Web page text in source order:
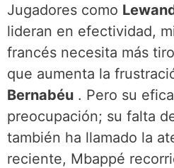
Jugadores como
lideran en efectividad,
francés necesita más
que aumenta la
Bernabéu . Pero su
preocupación; su falta
también ha llamado la
reciente, Mbappé